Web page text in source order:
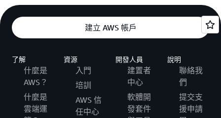
建立 AWS 帳戶
了解
什麼是
AWS？
什麼是
雲端運
資源
入門
培訓
AWS 信
任中心
開發人員
建置者
中心
軟體開
發套件
說明
聯絡我
們
提交支
援申請